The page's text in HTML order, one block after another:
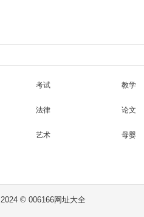
考试 教学
法律 论文
艺术 母婴
2024 © 006166网址大全